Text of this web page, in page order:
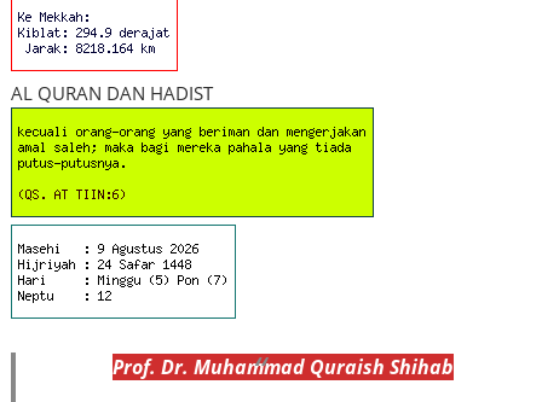
AL QURAN DAN HADIST
Prof. Dr. Muhammad Quraish Shihab